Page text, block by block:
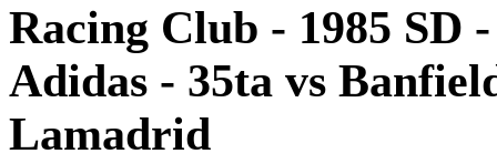
Racing Club - 1985 SD
Adidas - 35ta vs
Lamadrid